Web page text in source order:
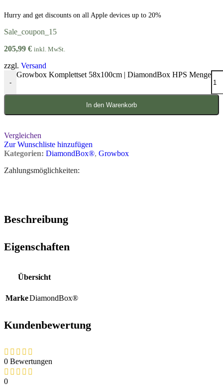
Hurry and get discounts on all Apple devices up to 20%
Sale_coupon_15
205,99 € inkl. MwSt.
zzgl. Versand
-
Growbox Komplettset 58x100cm | DiamondBox HPS Menge
In den Warenkorb
Vergleichen
Zur Wunschliste hinzufügen
Kategorien: DiamondBox®, Growbox
Zahlungsmöglichkeiten:
Beschreibung
Eigenschaften
Übersicht
MarkeDiamondBox®
Kundenbewertung
0 Bewertungen
0